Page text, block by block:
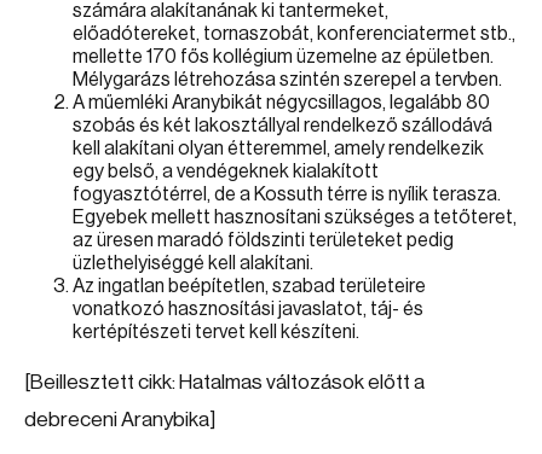
számára alakítanának ki tantermeket,
előadótereket, tornaszobát, konferenciatermet stb.,
mellette 170 fős kollégium üzemelne az épületben.
Mélygarázs létrehozása szintén szerepel a tervben.
A műemléki Aranybikát négycsillagos, legalább 80
szobás és két lakosztállyal rendelkező szállodává
kell alakítani olyan étteremmel, amely rendelkezik
egy belső, a vendégeknek kialakított
fogyasztótérrel, de a Kossuth térre is nyílik terasza.
Egyebek mellett hasznosítani szükséges a tetőteret,
az üresen maradó földszinti területeket pedig
üzlethelyiséggé kell alakítani.
Az ingatlan beépítetlen, szabad területeire
vonatkozó hasznosítási javaslatot, táj- és
kertépítészeti tervet kell készíteni.
[Beillesztett cikk: Hatalmas változások előtt a
debreceni Aranybika]